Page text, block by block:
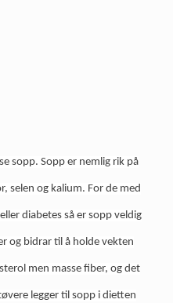
sopp. Sopp er nemlig rik på
selen og kalium. For de med
diabetes så er sopp veldig
og bidrar til å holde vekten
men masse fiber, og det
legger til sopp i dietten